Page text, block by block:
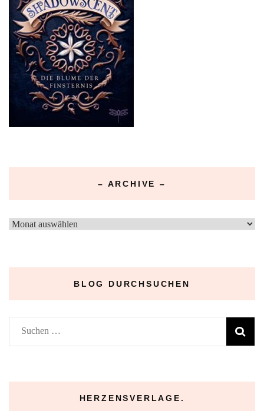
– ARCHIVE –
–
BLOG DURCHSUCHEN
Suchen
nach:
HERZENSVERLAGE.